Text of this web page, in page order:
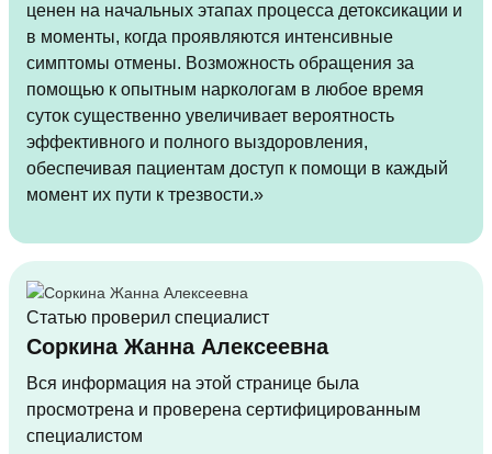
ценен на начальных этапах процесса детоксикации и
в моменты, когда проявляются интенсивные
симптомы отмены. Возможность обращения за
помощью к опытным наркологам в любое время
суток существенно увеличивает вероятность
эффективного и полного выздоровления,
обеспечивая пациентам доступ к помощи в каждый
момент их пути к трезвости.»
Статью проверил специалист
Соркина Жанна Алексеевна
Вся информация на этой странице была
просмотрена и проверена сертифицированным
специалистом